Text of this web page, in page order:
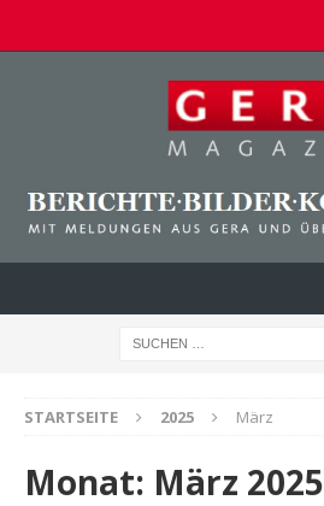
STARTSEITE 2025 März
Monat: März 2025